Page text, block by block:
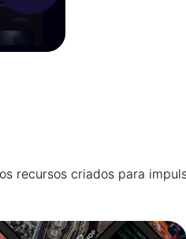
recursos criados para